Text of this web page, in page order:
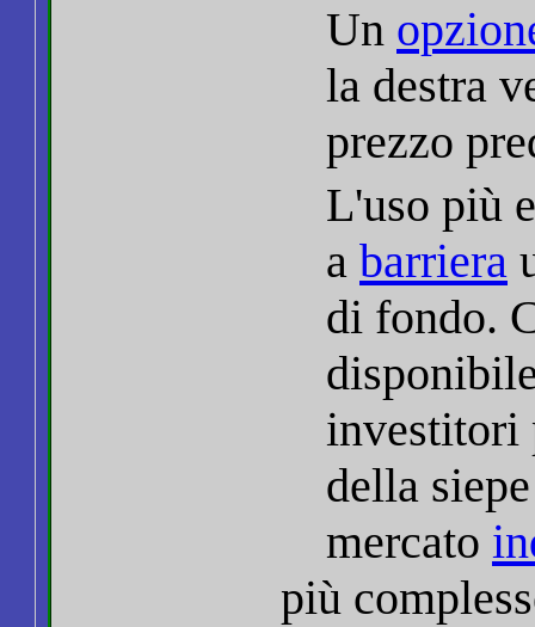
Un
la destra
prezzo
L'uso più
a barriera
di fondo.
investitori
della
mercato
più